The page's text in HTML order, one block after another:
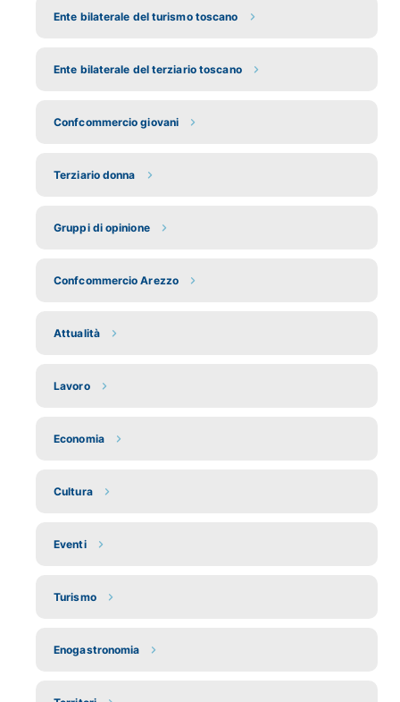
Ente bilaterale del turismo toscano
Ente bilaterale del terziario toscano
Confcommercio giovani
Terziario donna
Gruppi di opinione
Confcommercio Arezzo
Attualità
Lavoro
Economia
Cultura
Eventi
Turismo
Enogastronomia